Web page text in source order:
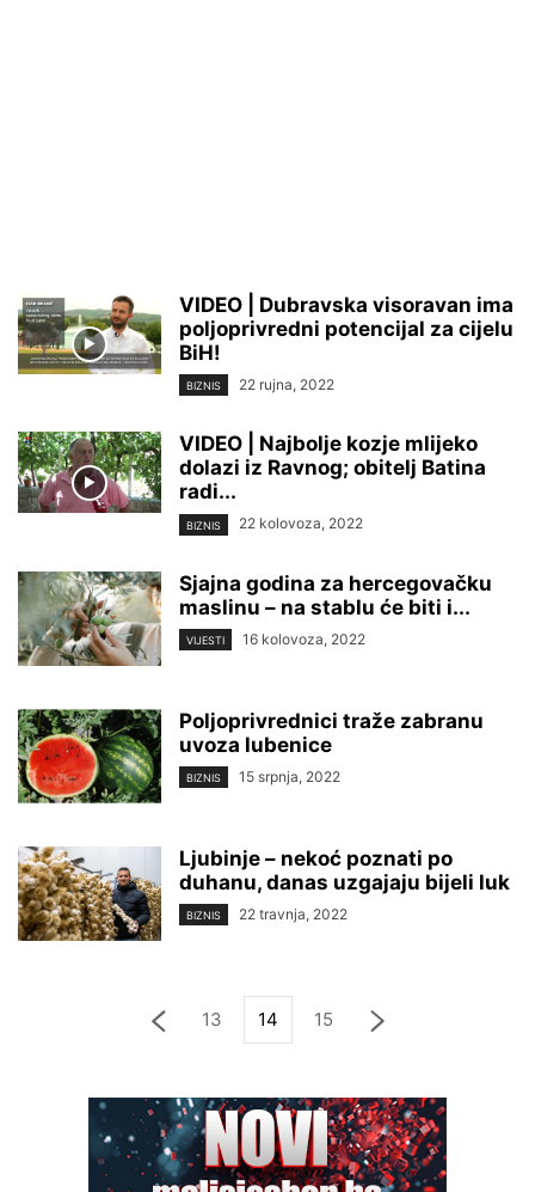
VIDEO | Dubravska visoravan ima
poljoprivredni potencijal za cijelu
BiH!
BIZNIS 22 rujna, 2022
VIDEO | Najbolje kozje mlijeko
dolazi iz Ravnog; obitelj Batina
radi...
BIZNIS 22 kolovoza, 2022
Sjajna godina za hercegovačku
maslinu – na stablu će biti i...
VIJESTI 16 kolovoza, 2022
Poljoprivrednici traže zabranu
uvoza lubenice
BIZNIS 15 srpnja, 2022
Ljubinje – nekoć poznati po
duhanu, danas uzgajaju bijeli luk
BIZNIS 22 travnja, 2022
13 14 15